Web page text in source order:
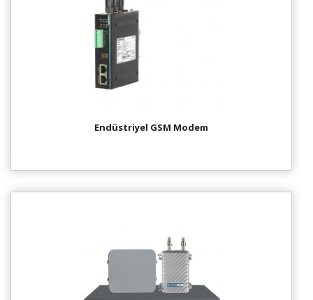
Endüstriyel GSM Modem